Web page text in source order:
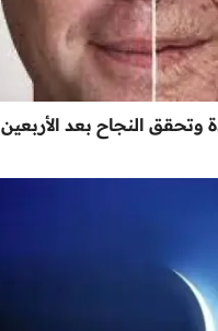
النجاح بعد الأربعين